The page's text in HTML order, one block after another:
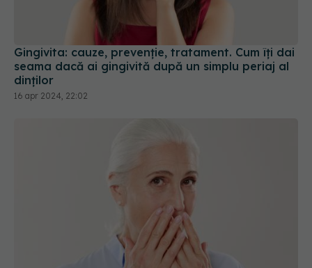
Gingivita: cauze, prevenție, tratament. Cum îți dai
seama dacă ai gingivită după un simplu periaj al
dinților
16 apr 2024, 22:02
Pierderea dinților ar putea fi un semnal mortal,